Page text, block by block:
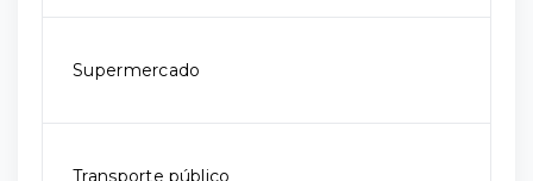
Supermercado
Transporte público